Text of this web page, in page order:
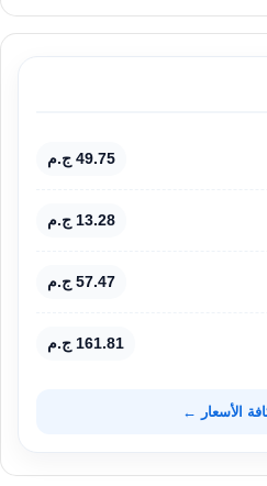
49.75 ج.م
13.28 ج.م
57.47 ج.م
161.81 ج.م
الأسعار ←